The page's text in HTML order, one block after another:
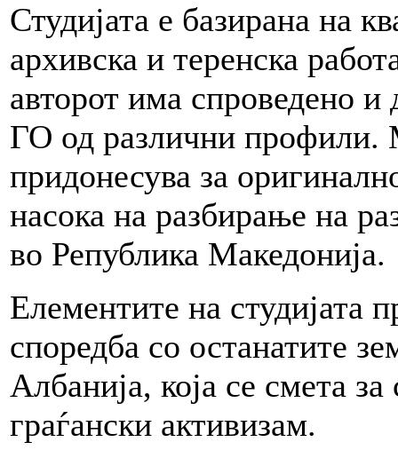
Студијата е базирана на
архивска и теренска
авторот има спроведено и
ГО од различни профили.
придонесува за
насока на разбирање на
во Република Македонија.
Елементите на студијата
споредба со останатите
Албанија, која се смета
граѓански активизам.